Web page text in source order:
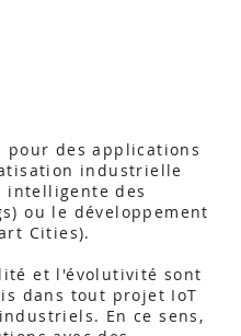
pour des applications
industrielle
intelligente des
ou le développement
Cities).
et l'évolutivité sont
dans tout projet IoT
En ce sens,